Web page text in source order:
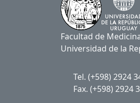
Facultad de
Universidad de la
Tel. (+598) 2924
Fax. (+598) 2924